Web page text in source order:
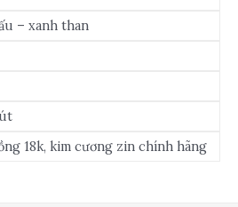
– xanh than
18k, kim cương zin chính hãng